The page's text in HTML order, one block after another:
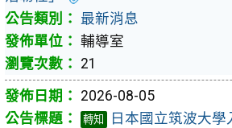
最新消息
輔導室
21
2026-08-05
轉知
日本國立筑波大學